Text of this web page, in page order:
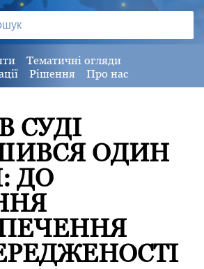
Тематичні огляди
Рішення Про нас
СУДІ
ОДИН
ДО